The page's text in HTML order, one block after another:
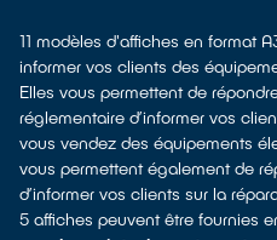
11 modèles d'affiches en format
informer vos clients des
Elles vous permettent de
réglementaire d’informer vos
vous vendez des équipements
vous permettent également de
d’informer vos clients sur la
5 affiches peuvent être fournies